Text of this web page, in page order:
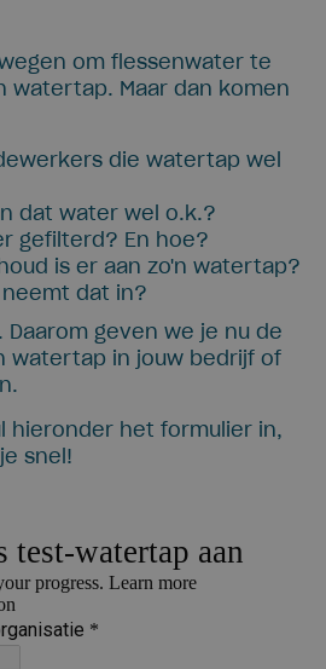
om flessenwater te
watertap. Maar dan komen
die watertap wel
dat water wel o.k.?
gefilterd? En hoe?
is er aan zo'n watertap?
dat in?
Daarom geven we je nu de
watertap in jouw bedrijf of
hieronder het formulier in,
snel!